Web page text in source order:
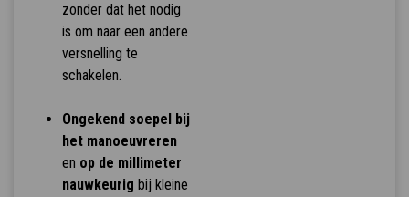
zonder dat het nodig
is om naar een andere
versnelling te
schakelen.
Ongekend soepel bij
het manoeuvreren
en op de millimeter
nauwkeurig bij kleine